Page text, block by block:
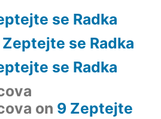
se Radka
se Radka
se Radka
on 9 Zeptejte